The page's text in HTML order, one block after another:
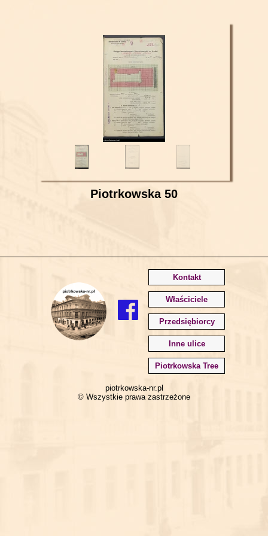
Piotrkowska 50
Kontakt
Właściciele
Przedsiębiorcy
Inne ulice
Piotrkowska Tree
piotrkowska-nr.pl
© Wszystkie prawa zastrzeżone